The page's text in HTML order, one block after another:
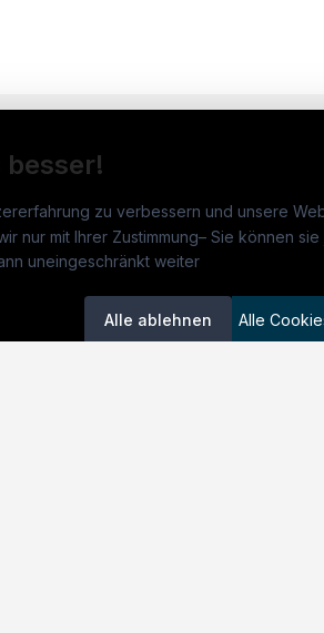
besser!
zu verbessern und unsere
nur mit Ihrer Zustimmung– Sie können
uneingeschränkt weiter
Alle ablehnen Alle
Jobs
Jobkategorien
Berufsfelder